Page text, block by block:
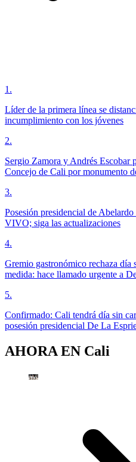
1 .
Líder de la primera línea se
incumplimiento con los jóvenes
2.
Sergio Zamora y Andrés Escobar
Concejo de Cali por monumento
3.
Posesión presidencial de
VIVO; siga las actualizaciones
4.
Gremio gastronómico rechaza
medida: hace llamado urgente a
5.
Confirmado: Cali tendrá día sin
posesión presidencial De La
AHORA EN Cali